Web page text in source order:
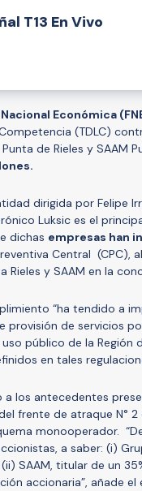
T13 En Vivo
Económica
(TDLC)
Punta de Rieles y SAAM
dirigida por Felipe
Luksic es el
dichas empresas han
Central (CPC),
Rieles y SAAM en la
“ha tendido a
provisión de servicios
público de la Región
en tales
a los antecedentes
frente de atraque N° 2
monooperador.
a saber: (i)
SAAM, titular de un
accionaria”, añade el